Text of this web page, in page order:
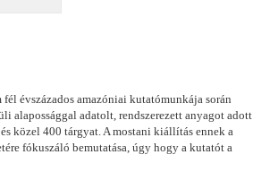
évszázados amazóniai kutatómunkája során
alapossággal adatolt, rendszerezett anyagot adott
közel 400 tárgyat. A mostani kiállítás ennek a
fókuszáló bemutatása, úgy hogy a kutatót a